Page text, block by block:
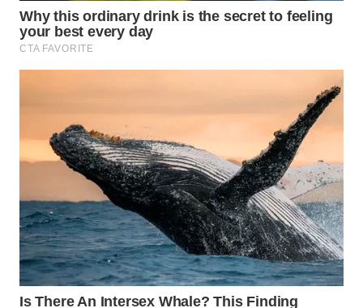
SUMEDANG
WN
WN
KEPULAUAN
SERIBU
WN
TANGERANG
WN
BINJAI